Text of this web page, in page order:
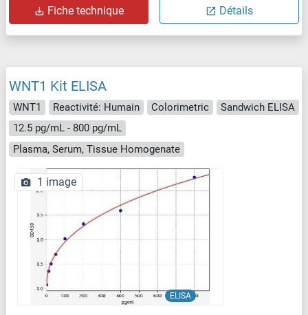
Fiche technique Détails
WNT1 Kit ELISA
WNT1 Reactivité: Humain Colorimetric
Sandwich ELISA
12.5 pg/mL - 800 pg/mL
Plasma, Serum, Tissue Homogenate
ELISA
1 image